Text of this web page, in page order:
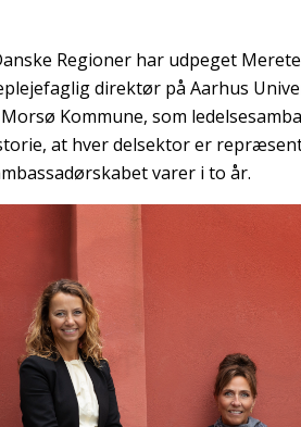
Regioner har udpeget
direktør på Aarhus
Kommune, som
at hver delsektor er
varer i to år.